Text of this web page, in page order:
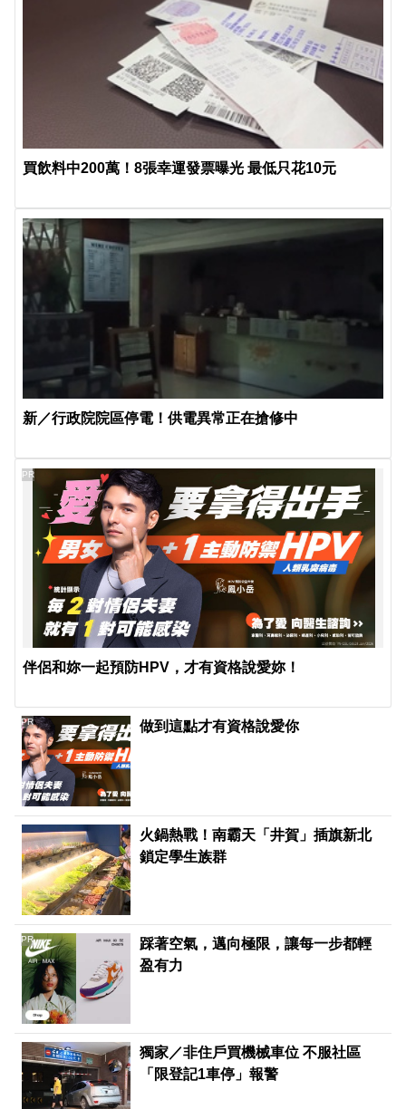
買飲料中200萬！8張幸運發票曝光 最低只花10元
新／行政院院區停電！供電異常正在搶修中
伴侶和妳一起預防HPV，才有資格說愛妳！
PR
做到這點才有資格說愛你
PR
火鍋熱戰！南霸天「井賀」插旗新北
鎖定學生族群
踩著空氣，邁向極限，讓每一步都輕
盈有力
PR
獨家／非住戶買機械車位 不服社區
「限登記1車停」報警